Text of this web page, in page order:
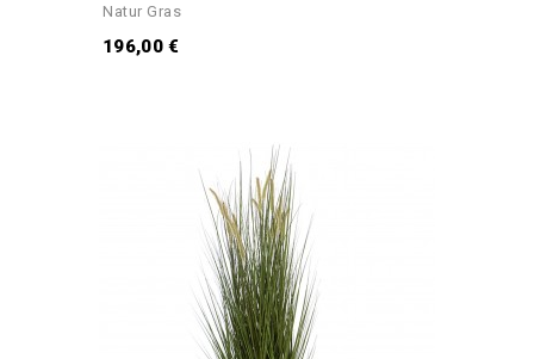
Natur Gras
196,00 €